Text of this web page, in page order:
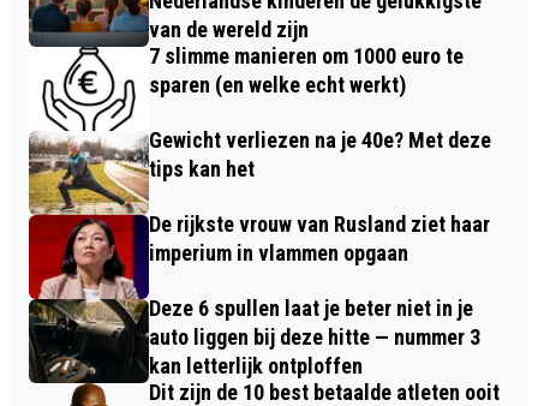
van de wereld zijn
7 slimme manieren om 1000 euro te
sparen (en welke echt werkt)
Gewicht verliezen na je 40e? Met deze
tips kan het
De rijkste vrouw van Rusland ziet haar
imperium in vlammen opgaan
Deze 6 spullen laat je beter niet in je
auto liggen bij deze hitte — nummer 3
kan letterlijk ontploffen
Dit zijn de 10 best betaalde atleten ooit